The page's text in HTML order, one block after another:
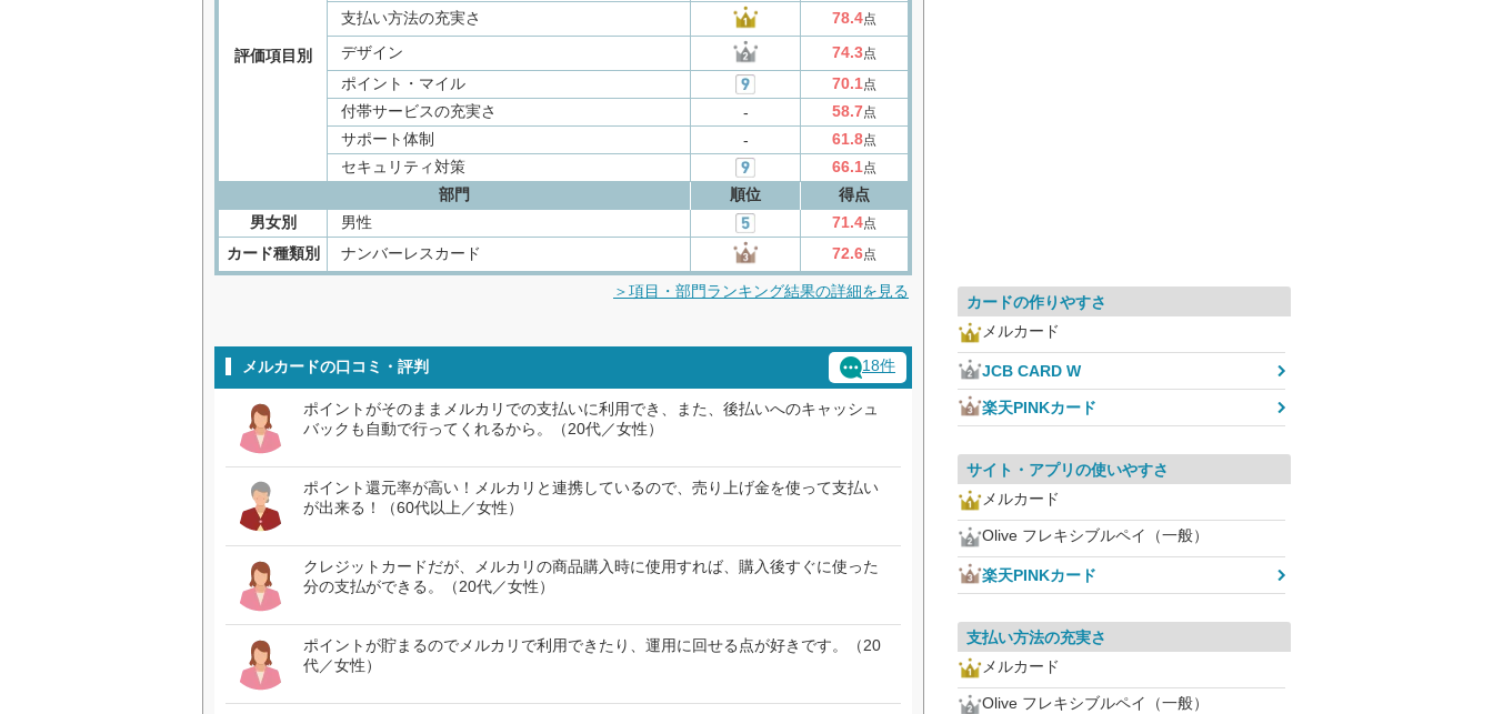
評価項目別
支払い方法の充実さ 78.4点
デザイン 74.3点
ポイント・マイル 70.1点
付帯サービスの充実さ ‐ 58.7点
サポート体制 ‐ 61.8点
セキュリティ対策 66.1点
部門 順位
得点
男女別
男性 71.4点
カード種類別 ナンバーレスカード 72.6点
＞項目・部門ランキング結果の詳細を見る
メルカードの口コミ・評判 18件
ポイントがそのままメルカリでの支払いに利用でき、また、後払いへのキャッシュ
バックも自動で行ってくれるから。（20代／女性）
ポイント還元率が高い！メルカリと連携しているので、売り上げ金を使って支払い
が出来る！（60代以上／女性）
クレジットカードだが、メルカリの商品購入時に使用すれば、購入後すぐに使った
分の支払ができる。（20代／女性）
ポイントが貯まるのでメルカリで利用できたり、運用に回せる点が好きです。（20
代／女性）
カードの作りやすさ
メルカード
JCB CARD W
楽天PINKカード
サイト・アプリの使いやすさ
メルカード
Olive フレキシブルペイ（一般）
楽天PINKカード
支払い方法の充実さ
メルカード
Olive フレキシブルペイ（一般）